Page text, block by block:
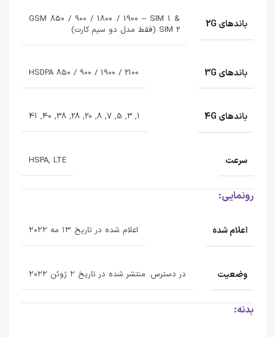
باندهای 2G
GSM 850 / 900 / 1800 / 1900 – SIM 1 &
SIM 2 (فقط مدل دو سیم کارت)
باندهای 3G HSDPA 850 / 900 / 1900 / 2100
باندهای 4G 1, 3, 5, 7, 8, 20, 28, 38, 40, 41
سرعت HSPA, LTE
رونمایی:
اعلام شده اعلام شده در تاریخ ۱۳ مه ۲۰۲۲
وضعیت در دسترس. منتشر شده در تاریخ ۲ ژوئن ۲۰۲۲
بدنه: